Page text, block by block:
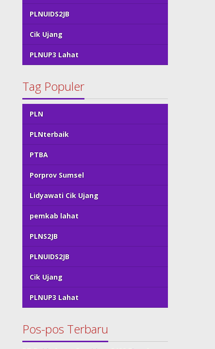
PLNUIDS2JB
Cik Ujang
PLNUP3 Lahat
Tag Populer
PLN
PLNterbaik
PTBA
Porprov Sumsel
Lidyawati Cik Ujang
pemkab lahat
PLNS2JB
PLNUIDS2JB
Cik Ujang
PLNUP3 Lahat
Pos-pos Terbaru